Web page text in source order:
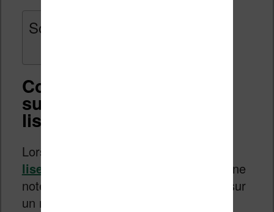
Sommaire
Comment créer une note
sur un ebook avec une
liseuse Vivlio ?
Lorsque vous lisez un livre sur votre
liseuse Vivlio
, vous pouvez prendre une
note en maintenant votre doit appuyé sur
un mot.